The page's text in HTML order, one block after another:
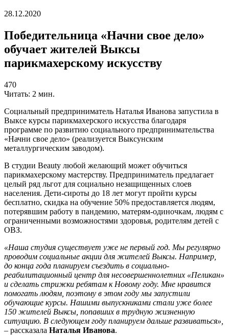
28.12.2020
Победительница «Начни свое дело»
обучает жителей Выксы
парикмахерскому искусству
470
Читать: 2 мин.
Социальный предприниматель Наталья Иванова запустила в
Выксе курсы парикмахерского искусства благодаря
программе по развитию социального предпринимательства
«Начни свое дело» (реализуется Выксунским
металлургическим заводом).
В студии Beauty любой желающий может обучиться
парикмахерскому мастерству. Предприниматель предлагает
целый ряд льгот для социально незащищенных слоев
населения. Дети-сироты до 18 лет могут пройти курсы
бесплатно, скидка на обучение 50% предоставляется людям,
потерявшим работу в пандемию, матерям-одиночкам, людям с
ограниченными возможностями здоровья, родителям детей с
ОВЗ.
«Наша студия существует уже не первый год. Мы регулярно
проводим социальные акции для жителей Выксы. Например,
до конца года планируем съездить в социально-
реабилитационный центр для несовершеннолетних «Пеликан»
и сделать стрижки ребятам к Новому году. Мне нравится
помогать людям, поэтому в этом году мы запустили
обучающие курсы. Нашими выпускниками стали уже более
150 жителей Выксы, попавших в трудную жизненную
ситуацию. В следующем году планируем дальше развиваться»,
– рассказала Наталья Иванова.